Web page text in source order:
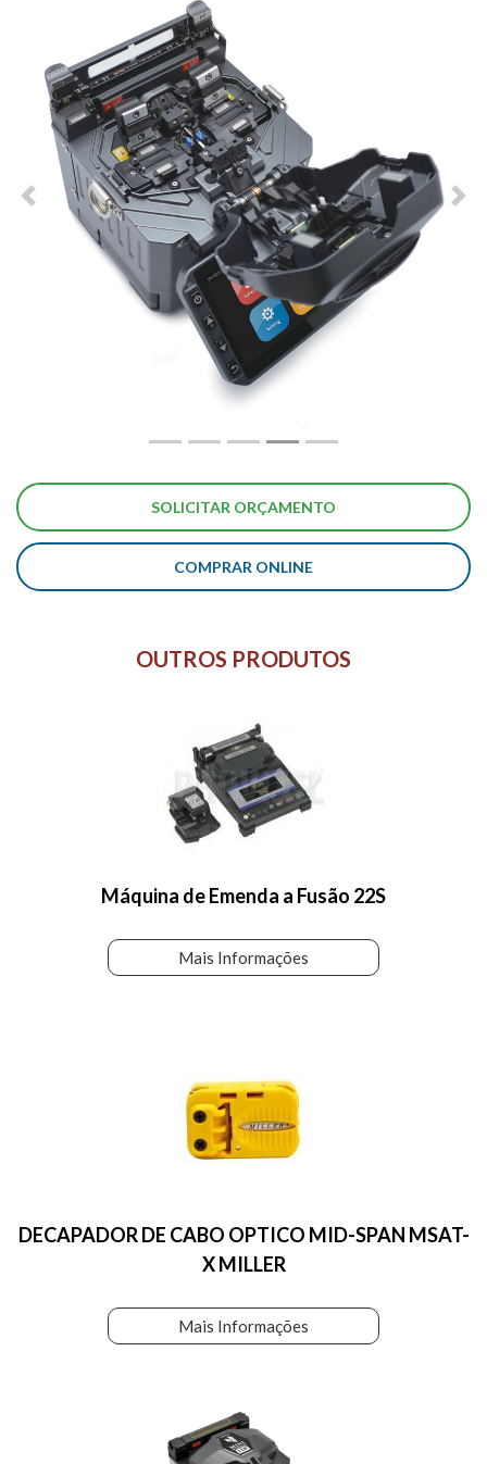
Previous
COMPRAR ONLINE
OUTROS PRODUTOS
Máquina de Emenda a Fusão 22S
Mais Informações
DECAPADOR DE CABO OPTICO MID-SPAN MSAT-
X MILLER
Mais Informações